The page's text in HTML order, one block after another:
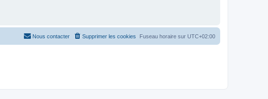
Fuseau horaire sur UTC+02:00
Supprimer les cookies
Nous contacter